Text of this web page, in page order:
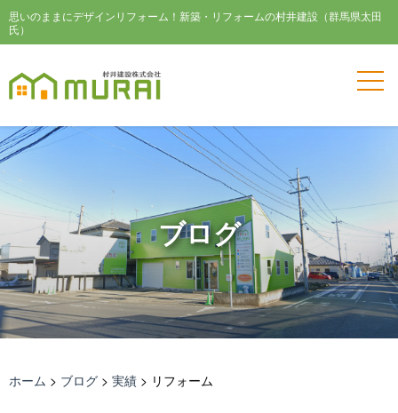
思いのままにデザインリフォーム！新築・リフォームの村井建設（群馬県太田
氏）
ブログ
ホーム > ブログ > 実績 > リフォーム